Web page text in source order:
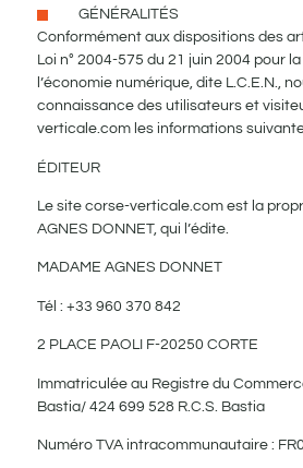
GÉNÉRALITÉS
Conformément aux dispositions des
Loi n° 2004-575 du 21 juin 2004 pour
l’économie numérique, dite L.C.E.N.,
connaissance des utilisateurs et
verticale.com les informations
ÉDITEUR
Le site corse-verticale.com est la
AGNES DONNET, qui l’édite.
MADAME AGNES DONNET
Tél : +33 960 370 842
2 PLACE PAOLI F-20250 CORTE
Immatriculée au Registre du
Bastia/ 424 699 528 R.C.S. Bastia
Numéro TVA intracommunautaire :